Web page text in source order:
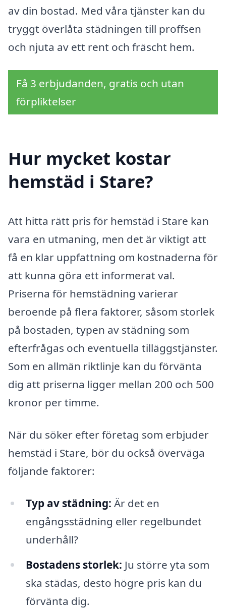
av din bostad. Med våra tjänster kan du
tryggt överlåta städningen till proffsen
och njuta av ett rent och fräscht hem.
Få 3 erbjudanden, gratis och utan
förpliktelser
Hur mycket kostar
hemstäd i Stare?
Att hitta rätt pris för hemstäd i Stare kan
vara en utmaning, men det är viktigt att
få en klar uppfattning om kostnaderna för
att kunna göra ett informerat val.
Priserna för hemstädning varierar
beroende på flera faktorer, såsom storlek
på bostaden, typen av städning som
efterfrågas och eventuella tilläggstjänster.
Som en allmän riktlinje kan du förvänta
dig att priserna ligger mellan 200 och 500
kronor per timme.
När du söker efter företag som erbjuder
hemstäd i Stare, bör du också överväga
följande faktorer:
Typ av städning: Är det en
engångsstädning eller regelbundet
underhåll?
Bostadens storlek: Ju större yta som
ska städas, desto högre pris kan du
förvänta dig.